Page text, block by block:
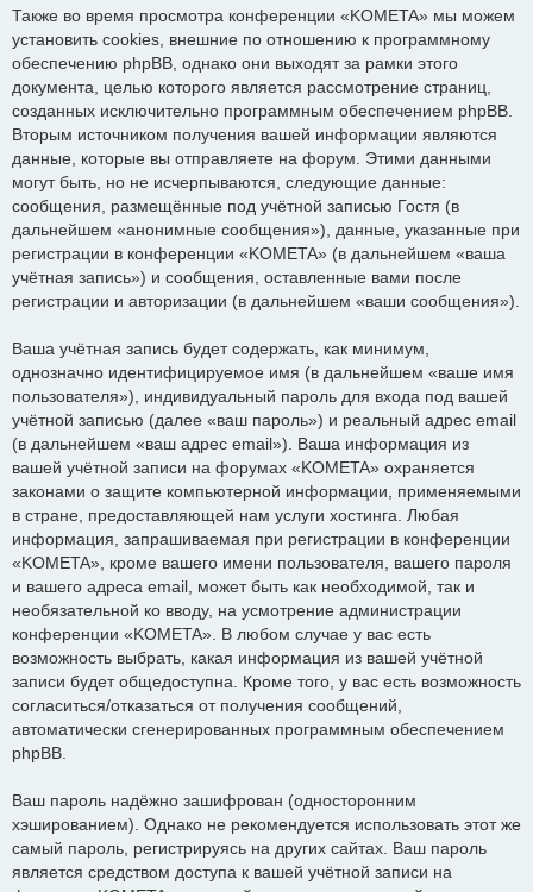
Также во время просмотра конференции «KOMETA» мы можем
установить cookies, внешние по отношению к программному
обеспечению phpBB, однако они выходят за рамки этого
документа, целью которого является рассмотрение страниц,
созданных исключительно программным обеспечением phpBB.
Вторым источником получения вашей информации являются
данные, которые вы отправляете на форум. Этими данными
могут быть, но не исчерпываются, следующие данные:
сообщения, размещённые под учётной записью Гостя (в
дальнейшем «анонимные сообщения»), данные, указанные при
регистрации в конференции «KOMETA» (в дальнейшем «ваша
учётная запись») и сообщения, оставленные вами после
регистрации и авторизации (в дальнейшем «ваши сообщения»).
Ваша учётная запись будет содержать, как минимум,
однозначно идентифицируемое имя (в дальнейшем «ваше имя
пользователя»), индивидуальный пароль для входа под вашей
учётной записью (далее «ваш пароль») и реальный адрес email
(в дальнейшем «ваш адрес email»). Ваша информация из
вашей учётной записи на форумах «KOMETA» охраняется
законами о защите компьютерной информации, применяемыми
в стране, предоставляющей нам услуги хостинга. Любая
информация, запрашиваемая при регистрации в конференции
«KOMETA», кроме вашего имени пользователя, вашего пароля
и вашего адреса email, может быть как необходимой, так и
необязательной ко вводу, на усмотрение администрации
конференции «KOMETA». В любом случае у вас есть
возможность выбрать, какая информация из вашей учётной
записи будет общедоступна. Кроме того, у вас есть возможность
согласиться/отказаться от получения сообщений,
автоматически сгенерированных программным обеспечением
phpBB.
Ваш пароль надёжно зашифрован (односторонним
хэшированием). Однако не рекомендуется использовать этот же
самый пароль, регистрируясь на других сайтах. Ваш пароль
является средством доступа к вашей учётной записи на